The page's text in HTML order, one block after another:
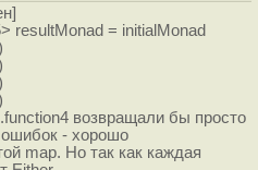
resultMonad = initialMonad
возвращали бы просто
ошибок - хорошо
map. Но так как каждая